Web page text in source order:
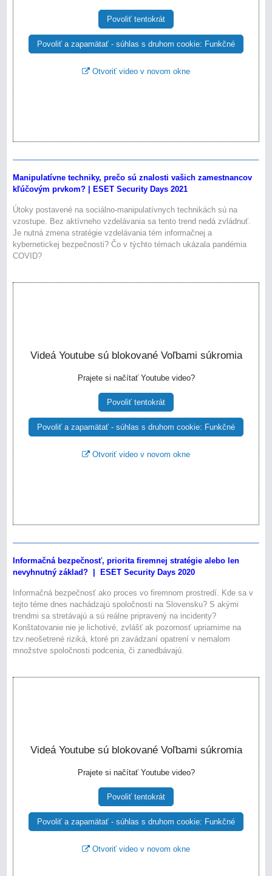
Povoliť tentokrát
Povoliť a zapamätať - súhlas s druhom cookie: Funkčné
Otvoriť video v novom okne
Manipulatívne techniky, prečo sú znalosti vašich zamestnancov
kľúčovým prvkom? | ESET Security Days 2021
Útoky postavené na sociálno-manipulatívnych technikách sú na
vzostupe. Bez aktívneho vzdelávania sa tento trend nedá zvládnuť.
Je nutná zmena stratégie vzdelávania tém informačnej a
kybernetickej bezpečnosti? Čo v týchto témach ukázala pandémia
COVID?
Videá Youtube sú blokované Voľbami súkromia
Prajete si načítať Youtube video?
Povoliť tentokrát
Povoliť a zapamätať - súhlas s druhom cookie: Funkčné
Otvoriť video v novom okne
Informačná bezpečnosť, priorita firemnej stratégie alebo len
nevyhnutný základ? | ESET Security Days 2020
Informačná bezpečnosť ako proces vo firemnom prostredí. Kde sa v
tejto téme dnes nachádzajú spoločnosti na Slovensku? S akými
trendmi sa stretávajú a sú reálne pripravený na incidenty?
Konštatovanie nie je lichotivé, zvlášť ak pozornosť upriamime na
tzv.neošetrené riziká, ktoré pri zavádzaní opatrení v nemalom
množstve spoločnosti podcenia, či zanedbávajú.
Videá Youtube sú blokované Voľbami súkromia
Prajete si načítať Youtube video?
Povoliť tentokrát
Povoliť a zapamätať - súhlas s druhom cookie: Funkčné
Otvoriť video v novom okne